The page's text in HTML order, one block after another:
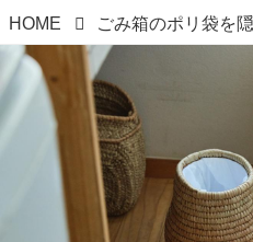
HOME